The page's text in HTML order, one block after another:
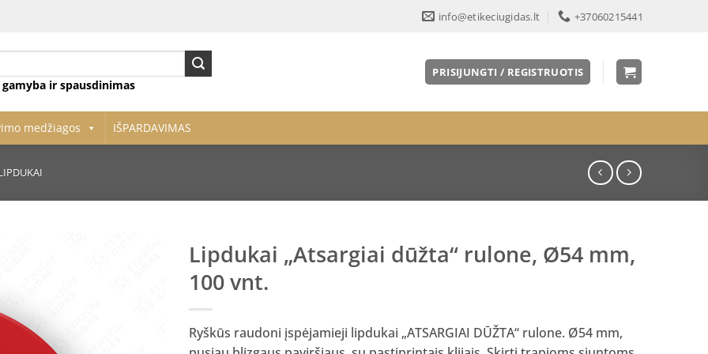
info@etikeciugidas.lt +37060215441
ir spausdinimas
PRISIJUNGTI / REGISTRUOTIS
medžiagos IŠPARDAVIMAS
Lipdukai „Atsargiai dūžta“ rulone, Ø54 mm,
100 vnt.
Ryškūs raudoni įspėjamieji lipdukai „ATSARGIAI DŪŽTA“ rulone. Ø54 mm,